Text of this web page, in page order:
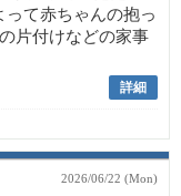
て赤ちゃんの抱っ
片付けなどの家事
詳細
2026/06/22 (Mon)